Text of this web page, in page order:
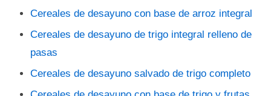
Cereales de desayuno con base de arroz integral
Cereales de desayuno de trigo integral relleno de
pasas
Cereales de desayuno salvado de trigo completo